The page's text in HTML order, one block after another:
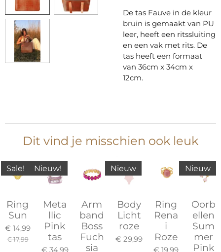
De tas Fauve in de kleur
bruin is gemaakt van PU
leer, heeft een ritssluiting
en een vak met rits. De
tas heeft een formaat
van 36cm x 34cm x
12cm.
Dit vind je misschien ook leuk
Sale!
Ring
Sun
€ 14,99
€ 17,99
Nieuw!
Meta
llic
Pink
tas
€ 34,99
Arm
band
Boss
Fuch
sia
Nieuw
Body
Licht
roze
€ 29,99
Ring
Rena
i
Roze
€ 19,99
Nieuw
Oorb
ellen
Sum
mer
Pink